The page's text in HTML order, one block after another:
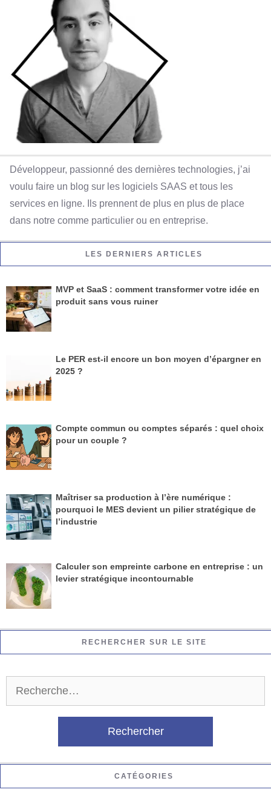
Développeur, passionné des dernières technologies, j’ai
voulu faire un blog sur les logiciels SAAS et tous les
services en ligne. Ils prennent de plus en plus de place
dans notre comme particulier ou en entreprise.
LES DERNIERS ARTICLES
MVP et SaaS : comment transformer votre idée en
produit sans vous ruiner
Le PER est-il encore un bon moyen d’épargner en
2025 ?
Compte commun ou comptes séparés : quel choix
pour un couple ?
Maîtriser sa production à l’ère numérique :
pourquoi le MES devient un pilier stratégique de
l’industrie
Calculer son empreinte carbone en entreprise : un
levier stratégique incontournable
RECHERCHER SUR LE SITE
CATÉGORIES